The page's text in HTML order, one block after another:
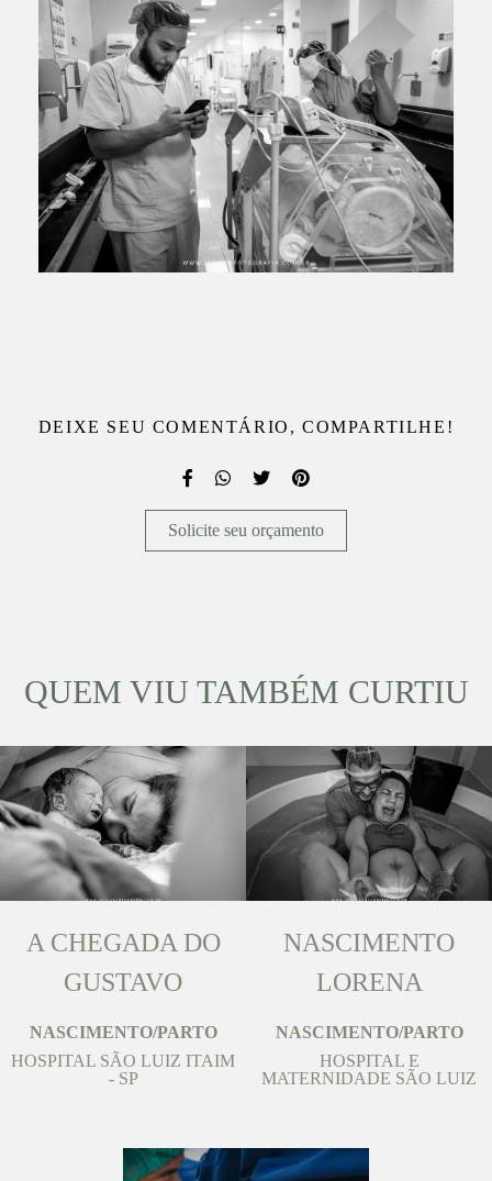
DEIXE SEU COMENTÁRIO, COMPARTILHE!
Solicite seu orçamento
QUEM VIU TAMBÉM CURTIU
A CHEGADA DO
GUSTAVO
NASCIMENTO/PARTO
HOSPITAL SÃO LUIZ ITAIM
- SP
NASCIMENTO
LORENA
NASCIMENTO/PARTO
HOSPITAL E
MATERNIDADE SÃO LUIZ